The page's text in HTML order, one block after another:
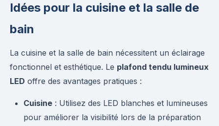
Idées pour la cuisine et la salle de
bain
La cuisine et la salle de bain nécessitent un éclairage
fonctionnel et esthétique. Le plafond tendu lumineux
LED offre des avantages pratiques :
Cuisine : Utilisez des LED blanches et lumineuses
pour améliorer la visibilité lors de la préparation